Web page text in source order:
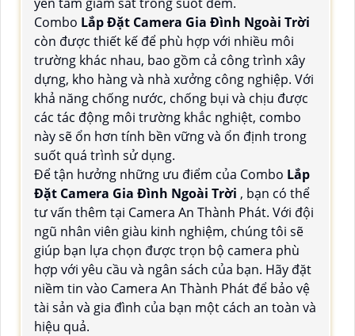
Combo Lắp Đặt Camera Gia Đình Ngoài Trời
còn được thiết kế để phù hợp với nhiều môi
trường khác nhau, bao gồm cả công trình xây
dựng, kho hàng và nhà xưởng công nghiệp. Với
khả năng chống nước, chống bụi và chịu được
các tác động môi trường khắc nghiệt, combo
này sẽ ổn hơn tính bền vững và ổn định trong
suốt quá trình sử dụng.
Để tận hưởng những ưu điểm của Combo Lắp
Đặt Camera Gia Đình Ngoài Trời , bạn có thể
tư vấn thêm tại Camera An Thành Phát. Với đội
ngũ nhân viên giàu kinh nghiệm, chúng tôi sẽ
giúp bạn lựa chọn được trọn bộ camera phù
hợp với yêu cầu và ngân sách của bạn. Hãy đặt
niềm tin vào Camera An Thành Phát để bảo vệ
tài sản và gia đình của bạn một cách an toàn và
hiệu quả.